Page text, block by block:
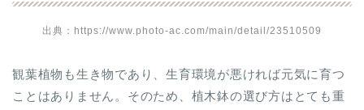
出典：https://www.photo-ac.com/main/detail/23510509
観葉植物も生き物であり、生育環境が悪ければ元気に育つ
ことはありません。そのため、植木鉢の選び方はとても重